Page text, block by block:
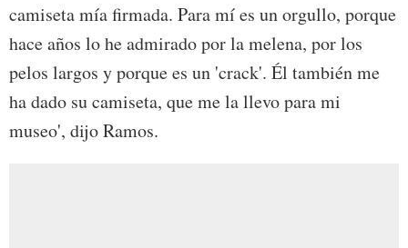
camiseta mía firmada. Para mí es un orgullo, porque
hace años lo he admirado por la melena, por los
pelos largos y porque es un 'crack'. Él también me
ha dado su camiseta, que me la llevo para mi
museo', dijo Ramos.